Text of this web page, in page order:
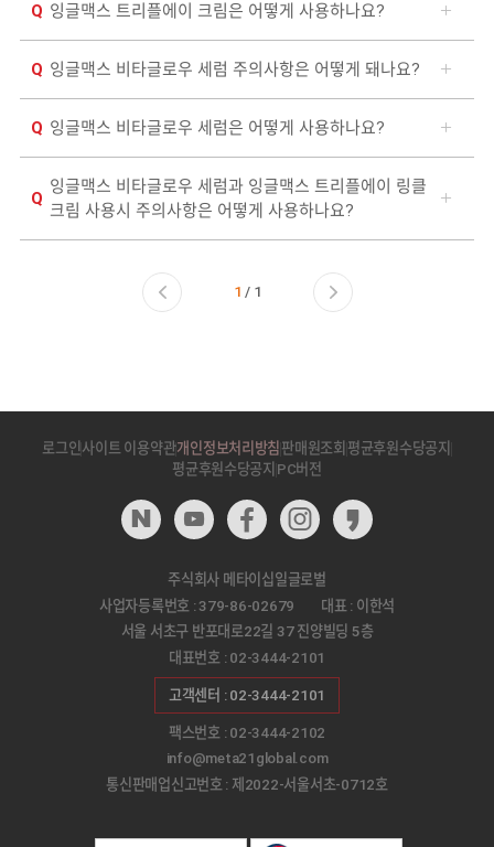
잉글맥스 트리플에이 크림은 어떻게 사용하나요?
잉글맥스 비타글로우 세럼 주의사항은 어떻게 돼나요?
잉글맥스 비타글로우 세럼은 어떻게 사용하나요?
잉글맥스 비타글로우 세럼과 잉글맥스 트리플에이 링클
크림 사용시 주의사항은 어떻게 사용하나요?
1 / 1
로그인사이트 이용약관개인정보처리방침 판매원조회 평균후원수당공지
평균후원수당공지 PC버전
주식회사 메타이십일글로벌
사업자등록번호 : 379-86-02679
대표 : 이한석
서울 서초구 반포대로22길 37 진양빌딩 5층
대표번호 : 02-3444-2101
고객센터 : 02-3444-2101
팩스번호 : 02-3444-2102
info@meta21global.com
통신판매업신고번호 : 제2022-서울서초-0712호